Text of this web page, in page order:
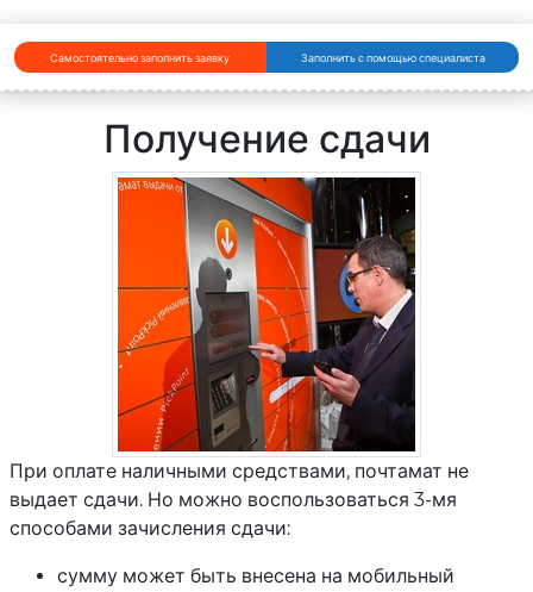
Самостоятельно заполнить заявку Заполнить с помощью специалиста
Получение сдачи
При оплате наличными средствами, почтамат не
выдает сдачи. Но можно воспользоваться 3-мя
способами зачисления сдачи:
сумму может быть внесена на мобильный